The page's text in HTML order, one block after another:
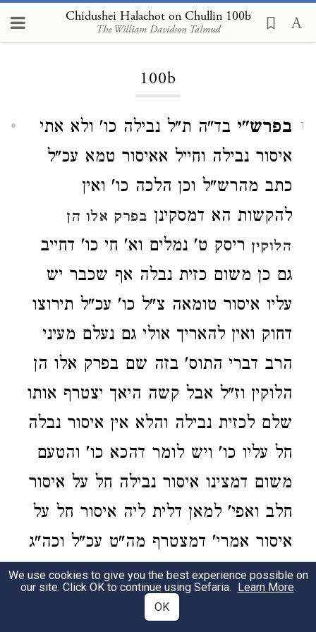
Chidushei Halachot on Chullin 100b
The William Davidson Talmud
Loading...
100b
1 בפרש"י בד"ה ת"ל נבילה כו' ולא אתי
איסור נבילה וחייל אאיסור טמא עכ"ל
כתב מהרש"ל וכן הלכה כו' ואין
להקשות הא דמסקינן בפרק אלו הן
הלוקין ריסק ט' נמלים וא' חי כו' דחייב
גם כן משום כזית נבלה אף שכבר יש
עליו איסור טומאה צ"ל כו' עכ"ל תירוצו
דחוק ואין להאריך אולי גם נעלם מעיני
הרב דברי התוס' בזה שם בפרק אלו הן
הלוקין וז"ל אבל קשה היאך יצטרף אותו
שלם לכזית נבילה והלא אין איסור נבלה
חל עליו כו' ויש לומר דהכא כו' והטעם
משום דמצינו איסור נבילה חל על איסור
חלב ואפי' למאן דלית ליה איסור חל על
איסור אמרי' דמצטרף מה"ט עכ"ל וכה"ג
כתבובפרק קדשי מזבחובפרק ד' אחין
We use cookies to give you the best experience possible on
our site. Click OK to continue using Sefaria. Learn More.
OK